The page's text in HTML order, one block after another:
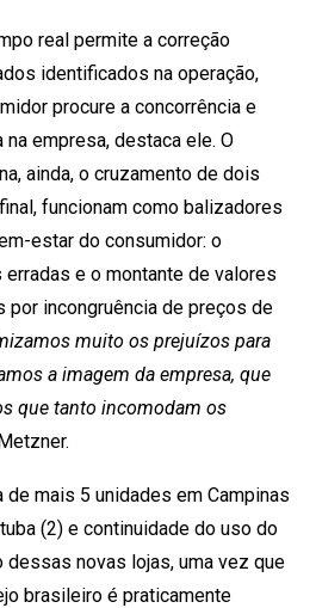
real permite a correção
identificados na operação,
procure a concorrência e
na empresa, destaca ele. O
ainda, o cruzamento de dois
funcionam como balizadores
estar do consumidor: o
e o montante de valores
incongruência de preços de
muito os prejuízos para
a imagem da empresa, que
que tanto incomodam os
de mais 5 unidades em Campinas
(2) e continuidade do uso do
dessas novas lojas, uma vez que
brasileiro é praticamente